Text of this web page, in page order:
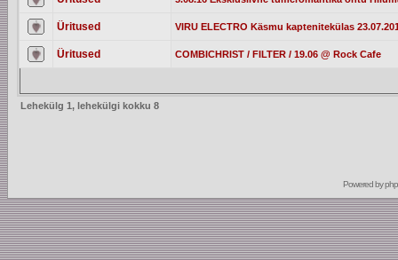
Üritused VIRU ELECTRO Käsmu kaptenitekülas
Üritused COMBICHRIST / FILTER / 19.06 @ Rock Cafe
Lehekülg 1, lehekülgi kokku 8
Powered by